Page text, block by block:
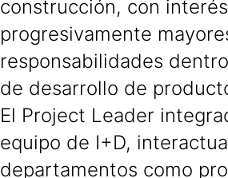
construcción, con
progresivamente
responsabilidades
de desarrollo de
El Project Leader
equipo de I+D,
departamentos como